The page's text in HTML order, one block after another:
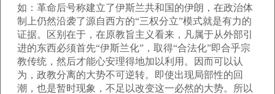
如：革命后号称建立了伊斯兰共和国的伊朗，在政治体
制上仍然沿袭了源自西方的“三权分立”模式就是有力的
证据。区别在于，在原教旨主义看来，凡属于从外部引
进的东西必须首先“伊斯兰化”，取得“合法化”即合乎宗
教传统，然后才能心安理得地加以利用。因而可以认
为，政教分离的大势不可逆转。即使出现局部性的回
潮，也是暂时现象，不足以改变这一必然的大势。所以